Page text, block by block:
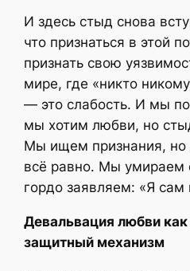
И здесь стыд снова
что признаться в этой
признать свою
мире, где «никто
— это слабость. И мы
мы хотим любви, но
Мы ищем признания, но
всё равно. Мы умираем
гордо заявляем: «Я сам
Девальвация любви
защитный механизм